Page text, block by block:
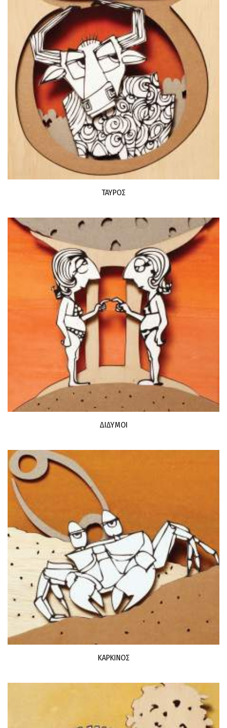
ΤΑΥΡΟΣ
ΔΙΔΥΜΟΙ
ΚΑΡΚΙΝΟΣ